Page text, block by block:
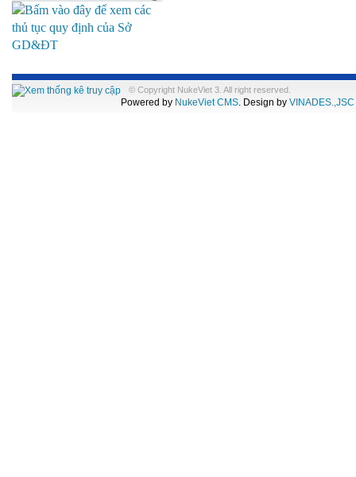
© Copyright NukeViet 3. All right reserved.
Powered by NukeViet CMS. Design by VINADES.,JSC